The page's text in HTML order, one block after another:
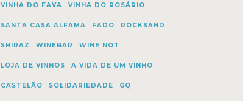
VINHA DO FAVA VINHA DO ROSÁRIO
SANTA CASA ALFAMA FADO ROCKSAND
SHIRAZ WINEBAR WINE NOT
LOJA DE VINHOS A VIDA DE UM VINHO
CASTELÃO SOLIDARIEDADE GQ